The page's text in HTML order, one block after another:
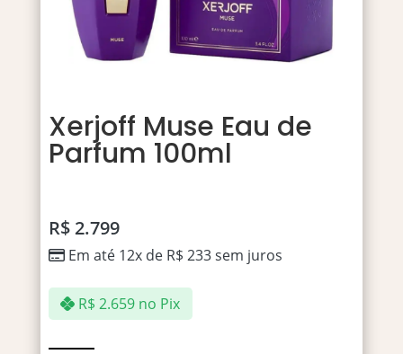
Xerjoff Muse Eau de
Parfum 100ml
R$2.799
Em até 12x de R$ 233sem juros
R$ 2.659 no Pix